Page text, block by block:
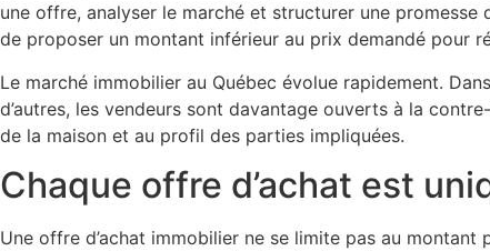
une offre, analyser le marché et structurer une
de proposer un montant inférieur au prix demandé pour
Le marché immobilier au Québec évolue rapidement.
d’autres, les vendeurs sont davantage ouverts à la
de la maison et au profil des parties impliquées.
Chaque offre d’achat est
Une offre d’achat immobilier ne se limite pas au